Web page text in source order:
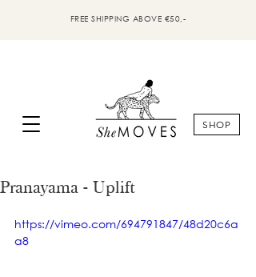
FREE SHIPPING ABOVE €50,-
SHOP
Pranayama - Uplift
https://vimeo.com/694791847/48d20c6a
a8